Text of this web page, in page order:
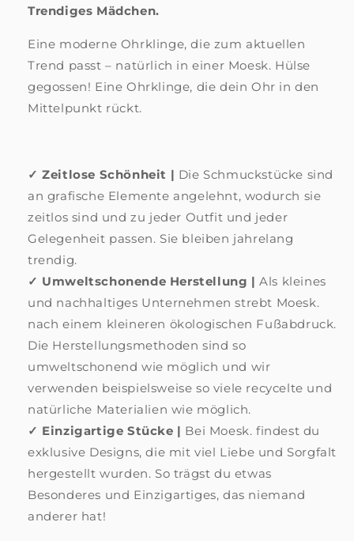
|
dich!
|
dich!
Trendiges Mädchen.
Eine moderne Ohrklinge, die zum aktuellen
Trend passt – natürlich in einer Moesk. Hülse
gegossen! Eine Ohrklinge, die dein Ohr in den
Mittelpunkt rückt.
✓Zeitlose Schönheit | Die Schmuckstücke sind
an grafische Elemente angelehnt, wodurch sie
zeitlos sind und zu jeder Outfit und jeder
Gelegenheit passen. Sie bleiben jahrelang
trendig.
✓ Umweltschonende Herstellung | Als kleines
und nachhaltiges Unternehmen strebt Moesk.
nach einem kleineren ökologischen Fußabdruck.
Die Herstellungsmethoden sind so
umweltschonend wie möglich und wir
verwenden beispielsweise so viele recycelte und
natürliche Materialien wie möglich.
✓ Einzigartige Stücke | Bei Moesk. findest du
exklusive Designs, die mit viel Liebe und Sorgfalt
hergestellt wurden. So trägst du etwas
Besonderes und Einzigartiges, das niemand
anderer hat!